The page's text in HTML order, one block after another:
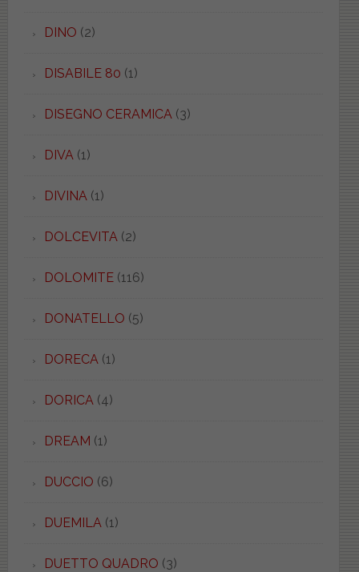
DINO (2)
DISABILE 80 (1)
DISEGNO CERAMICA (3)
DIVA (1)
DIVINA (1)
DOLCEVITA (2)
DOLOMITE(116)
DONATELLO (5)
DORECA (1)
DORICA (4)
DREAM (1)
DUCCIO (6)
DUEMILA (1)
DUETTO QUADRO (3)